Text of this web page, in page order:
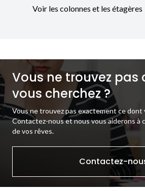
Voir les colonnes et les étagères
Vous ne trouvez pas
vous cherchez ?
Vous ne trouvez pas exactement ce dont
Contactez-nous et nous vous aiderons à
de vos rêves.
Contactez-